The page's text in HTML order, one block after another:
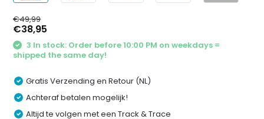
€49,99
€38,95
3 In stock: Order before 10:00 PM on weekdays =
shipped the same day!
Gratis Verzending en Retour (NL)
Achteraf betalen mogelijk!
Altijd te volgen met een Track & Trace